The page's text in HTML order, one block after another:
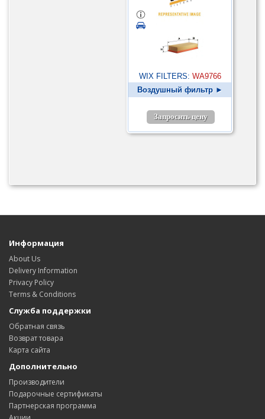
WIX FILTERS: WA9766
Воздушный фильтр ►
Запросить цену
Информация
About Us
Delivery Information
Privacy Policy
Terms & Conditions
Служба поддержки
Обратная связь
Возврат товара
Карта сайта
Дополнительно
Производители
Подарочные сертификаты
Партнерская программа